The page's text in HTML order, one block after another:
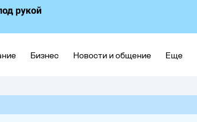
рукой
Бизнес Новости и общение Еще